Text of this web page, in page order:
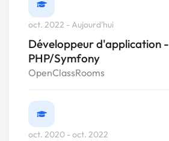
oct. 2022 - Aujourd'hui
Développeur d'application -
PHP/Symfony
OpenClassRooms
oct. 2020 - oct. 2022